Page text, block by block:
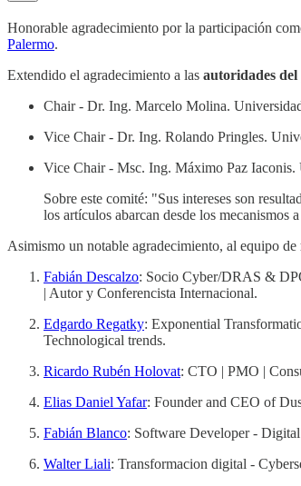
Honorable agradecimiento por la participación
Palermo.
Extendido el agradecimiento a las autoridades
Chair - Dr. Ing. Marcelo Molina.
Vice Chair - Dr. Ing. Rolando Pringles.
Vice Chair - Msc. Ing. Máximo Paz Iaconis.
Sobre este comité: "Sus intereses son
los artículos abarcan desde los mecanismos
Asimismo un notable agradecimiento, al equipo de
Fabián Descalzo: Socio Cyber/DRAS &
| Autor y Conferencista Internacional.
Edgardo Regatky: Exponential
Technological trends.
Ricardo Rubén Holovat: CTO | PMO |
Elias Daniel Yafar: Founder and CEO of
Fabián Blanco: Software Developer -
Walter Liali: Transformacion digital -